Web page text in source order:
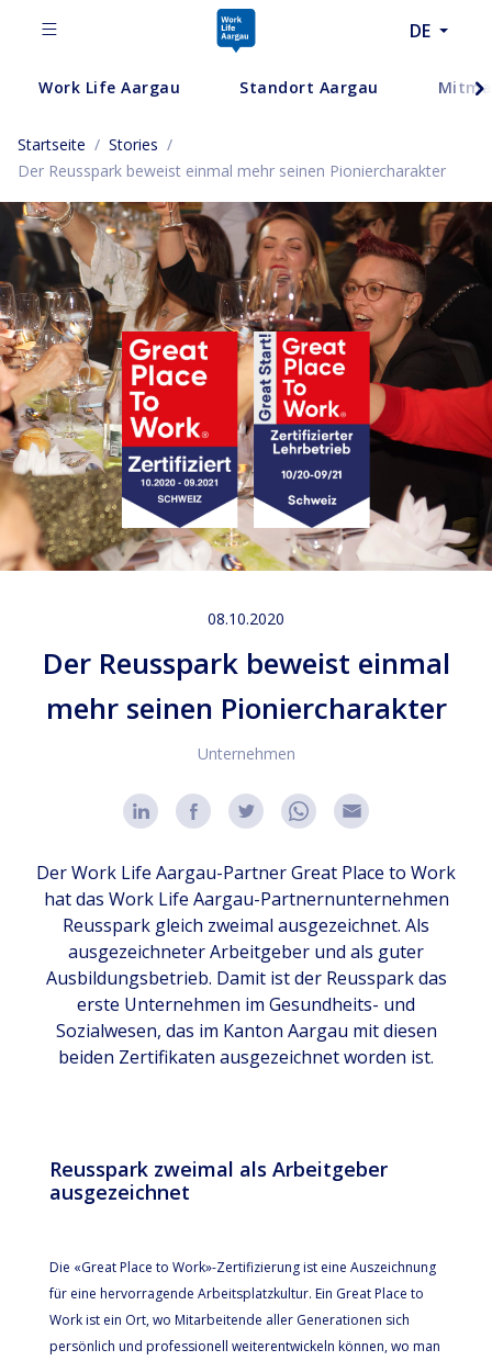
DE
Work Life Aargau Standort Aargau
Startseite / Stories /
Der Reusspark beweist einmal mehr seinen Pioniercharakter
08.10.2020
Der Reusspark beweist einmal
mehr seinen Pioniercharakter
Unternehmen
Der Work Life Aargau-Partner Great Place to Work
hat das Work Life Aargau-Partnernunternehmen
Reusspark gleich zweimal ausgezeichnet. Als
ausgezeichneter Arbeitgeber und als guter
Ausbildungsbetrieb. Damit ist der Reusspark das
erste Unternehmen im Gesundheits- und
Sozialwesen, das im Kanton Aargau mit diesen
beiden Zertifikaten ausgezeichnet worden ist.
Reusspark zweimal als Arbeitgeber
ausgezeichnet
Die «Great Place to Work»-Zertifizierung ist eine Auszeichnung
für eine hervorragende Arbeitsplatzkultur. Ein Great Place to
Work ist ein Ort, wo Mitarbeitende aller Generationen sich
persönlich und professionell weiterentwickeln können, wo man